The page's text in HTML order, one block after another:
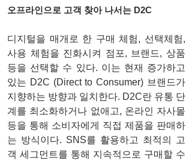
오프라인으로 고객 찾아 나서는 D2C
디지털을 매개로 한 구매 체험, 선택체험,
사용 체험을 진화시켜 점포, 브랜드, 상품
등을 선택할 수 있다. 이는 현재 증가하고
있는 D2C (Direct to Consumer) 브랜드가
지향하는 방향과 일치한다. D2C란 유통 단
계를 최소화하거나 없애고, 온라인 자사몰
등을 통해 소비자에게 직접 제품을 판매하
는 방식이다. SNS를 활용하고 최적의 고
객 세그먼트를 통해 지속적으로 구매할 수